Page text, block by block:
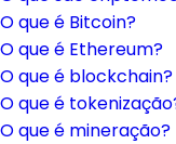
O que é Bitcoin?
O que é Ethereum?
O que é blockchain?
O que é
O que é mineração?